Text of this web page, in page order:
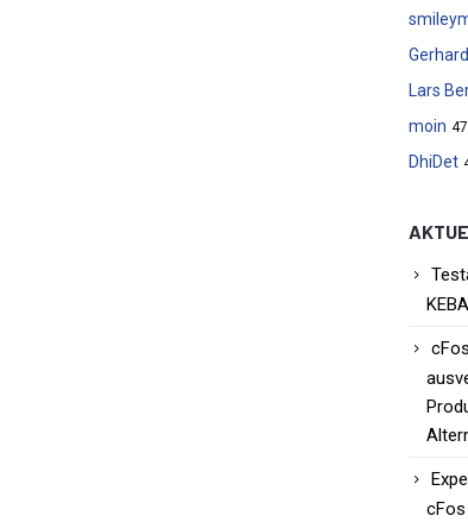
Gerhard
Lars
moin
DhiDet
cFos